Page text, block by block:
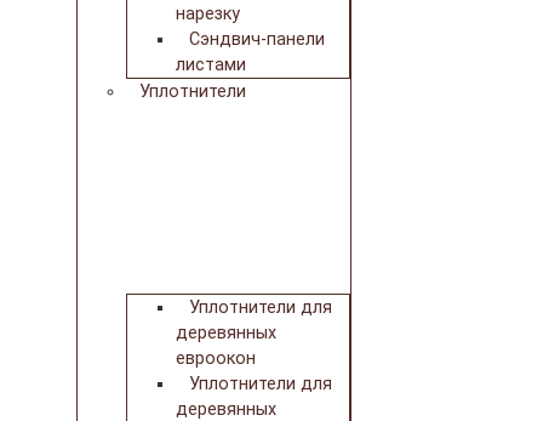
нарезку
Сэндвич-панели
листами
Уплотнители
Уплотнители для
деревянных
евроокон
Уплотнители для
деревянных